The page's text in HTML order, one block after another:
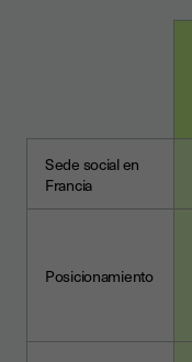
Sede social en
Francia
Posicionamiento